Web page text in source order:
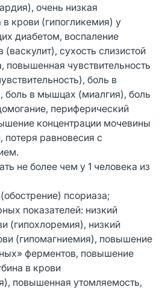
очень низкая
крови (гипогликемия) у
диабетом, воспаление
сухость слизистой
повышенная чувствительность
боль в
боль в мышцах (миалгия), боль
периферический
концентрации мочевины
потеря равновесия с
не более чем у 1 человека из
псориаза;
показателей: низкий
(гипохлоремия), низкий
(гипомагниемия), повышение
ферментов, повышение
в крови
повышенная утомляемость,